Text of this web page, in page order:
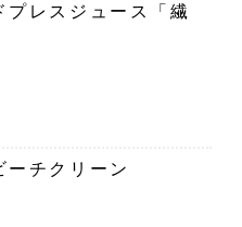
プレスジュース「繊
ーチクリーン